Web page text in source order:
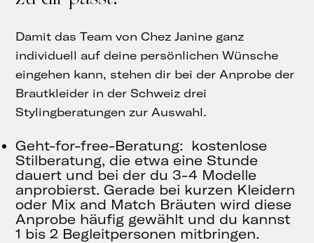
Damit das Team von Chez Janine ganz
individuell auf deine persönlichen Wünsche
eingehen kann, stehen dir bei der Anprobe der
Brautkleider in der Schweiz drei
Stylingberatungen zur Auswahl.
Geht-for-free-Beratung: kostenlose
Stilberatung, die etwa eine Stunde
dauert und bei der du 3-4 Modelle
anprobierst. Gerade bei kurzen Kleidern
oder Mix and Match Bräuten wird diese
Anprobe häufig gewählt und du kannst
1 bis 2 Begleitpersonen mitbringen.